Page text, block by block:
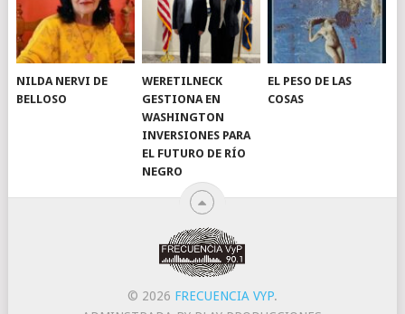
NILDA NERVI DE
BELLOSO
WERETILNECK
GESTIONA EN
WASHINGTON
INVERSIONES PARA
EL FUTURO DE RÍO
NEGRO
EL PESO DE LAS
COSAS
© 2026 FRECUENCIA VYP.